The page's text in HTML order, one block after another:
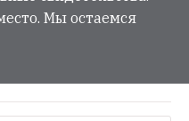
Мы остаемся